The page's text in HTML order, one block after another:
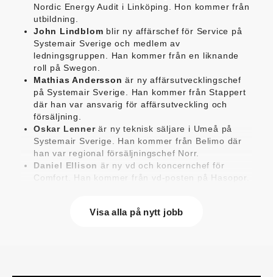
Nordic Energy Audit i Linköping. Hon kommer från
utbildning.
John Lindblom blir ny affärschef för Service på
Systemair Sverige och medlem av
ledningsgruppen. Han kommer från en liknande
roll på Swegon.
Mathias Andersson är ny affärsutvecklingschef
på Systemair Sverige. Han kommer från Stappert
där han var ansvarig för affärsutveckling och
försäljning.
Oskar Lennerär ny teknisk säljare i Umeå på
Systemair Sverige. Han kommer från Belimo där
han var regional försäljningschef Norr.
Daniel Ellison är ny vd och koncernchef för
Comfort. Han kommer från vd-posten på Hasopor.
var försäljningschef i Skandinavien.
Anastasia Anderssonär ny utvecklare av
Visa alla på nytt jobb